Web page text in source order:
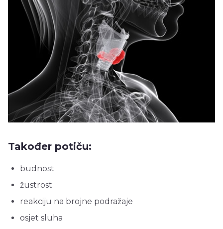
Također potiču:
budnost
žustrost
reakciju na brojne podražaje
osjet sluha